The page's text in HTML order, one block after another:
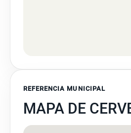
REFERENCIA MUNICIPAL
MAPA DE